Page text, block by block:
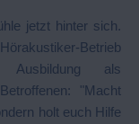
jetzt hinter sich.
Betrieb
als
"Macht
holt euch Hilfe